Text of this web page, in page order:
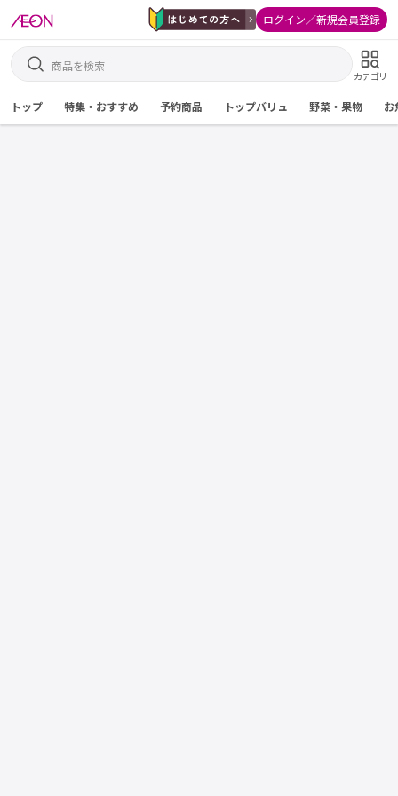
ログイン／新規会員登録
カテゴリ
トップ 特集・おすすめ 予約商品 トップバリュ 野菜・果物 お